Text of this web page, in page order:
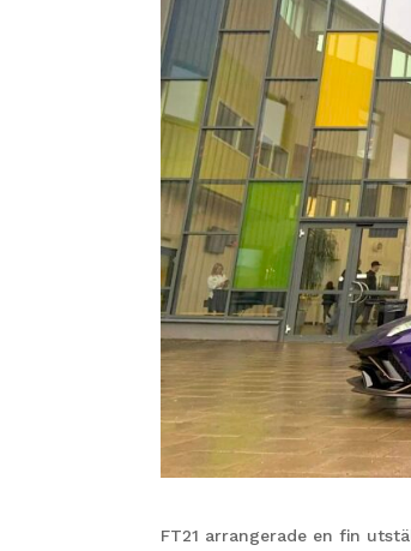
FT21 arrangerade en fin